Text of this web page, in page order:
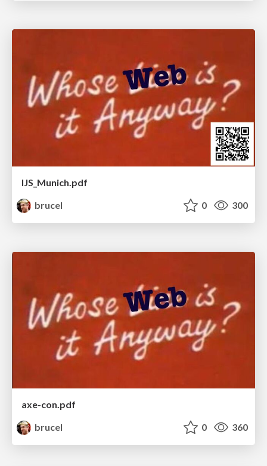
IJS_Munich.pdf
brucel
0 300
axe-con.pdf
brucel
0 360